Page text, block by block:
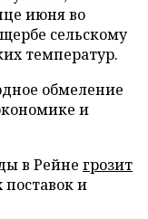
июня во
сельскому
температур.
обмеление
и
в Рейне грозит
и